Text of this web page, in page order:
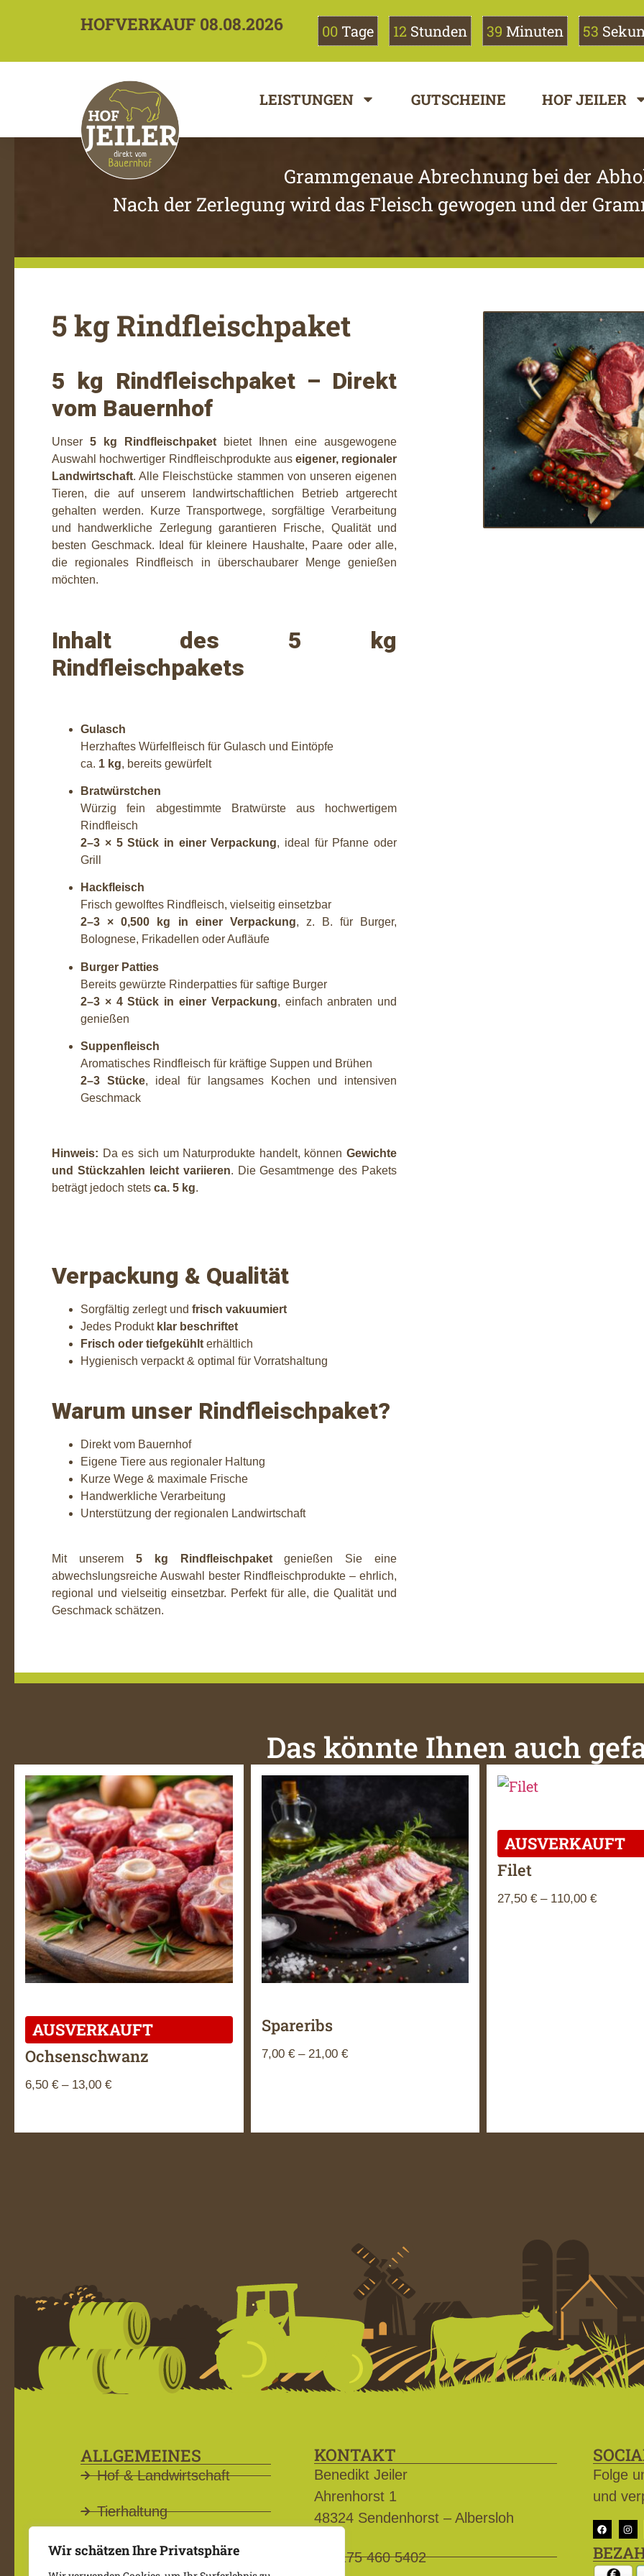
Wir schätzen Ihre Privatsphäre
HOFVERKAUF 08.08.2026 00 Tage 12 Stunden 39 Minuten 53
LEISTUNGEN GUTSCHEINE HOF JEILER
Grammgenaue Abrechnung bei der
Nach der Zerlegung wird das Fleisch gewogen und der
5 kg Rindfleischpaket
5 kg Rindfleischpaket – Direkt
vom Bauernhof
Unser5 kg Rindfleischpaket bietet Ihnen eine ausgewogene
Auswahl hochwertiger Rindfleischprodukte aus eigener, regionaler
Landwirtschaft. Alle Fleischstücke stammen von unseren eigenen
Tieren, die auf unserem landwirtschaftlichen Betrieb artgerecht
gehalten werden. Kurze Transportwege, sorgfältige Verarbeitung
und handwerkliche Zerlegung garantieren Frische, Qualität und
besten Geschmack. Ideal für kleinere Haushalte, Paare oder alle,
die regionales Rindfleisch in überschaubarer Menge genießen
möchten.
Inhalt des 5 kg
Rindfleischpakets
Gulasch
Herzhaftes Würfelfleisch für Gulasch und Eintöpfe
ca. 1 kg, bereits gewürfelt
Bratwürstchen
Würzig fein abgestimmte Bratwürste aus hochwertigem
Rindfleisch
2–3 × 5 Stück in einer Verpackung, ideal für Pfanne oder
Grill
Hackfleisch
Frisch gewolftes Rindfleisch, vielseitig einsetzbar
2–3 × 0,500 kg in einer Verpackung, z. B. für Burger,
Bolognese, Frikadellen oder Aufläufe
Burger Patties
Bereits gewürzte Rinderpatties für saftige Burger
2–3 × 4 Stück in einer Verpackung, einfach anbraten und
genießen
Suppenfleisch
Aromatisches Rindfleisch für kräftige Suppen und Brühen
2–3 Stücke, ideal für langsames Kochen und intensiven
Geschmack
Hinweis: Da es sich um Naturprodukte handelt, könnenGewichte
und Stückzahlen leicht variieren. Die Gesamtmenge des Pakets
beträgt jedoch stetsca. 5 kg.
Verpackung & Qualität
Sorgfältig zerlegt undfrisch vakuumiert
Jedes Produkt klar beschriftet
Frisch oder tiefgekühlt erhältlich
Hygienisch verpackt & optimal für Vorratshaltung
Warum unser Rindfleischpaket?
Direkt vom Bauernhof
Eigene Tiere aus regionaler Haltung
Kurze Wege & maximale Frische
Handwerkliche Verarbeitung
Unterstützung der regionalen Landwirtschaft
Mit unserem 5 kg Rindfleischpaketgenießen Sie eine
abwechslungsreiche Auswahl bester Rindfleischprodukte – ehrlich,
regional und vielseitig einsetzbar. Perfekt für alle, die Qualität und
Geschmack schätzen.
Das könnte Ihnen auch
Ochsenschwanz
6,50 € – 13,00 €
Spareribs
7,00 €– 21,00 €
Filet
27,50 € – 110,00 €
ALLGEMEINES
Hof & Landwirtschaft
Tierhaltung
Rindfleisch-Produkte
KONTAKT
Benedikt Jeiler
Ahrenhorst 1
48324 Sendenhorst – Albersloh
0175 460 5402
Folge
und